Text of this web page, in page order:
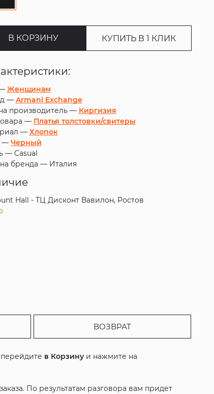
В КОРЗИНУ КУПИТЬ В 1 КЛИК
Женщинам
— Armani Exchange
производитель — Киргизия
— Платья толстовки/свитеры
— Хлопок
— Черный
— Casual
бренда — Италия
Hall - ТЦ Дисконт Вавилон, Ростов
ВОЗВРАТ
в Корзину и нажмите на
По результатам разговора вам придет